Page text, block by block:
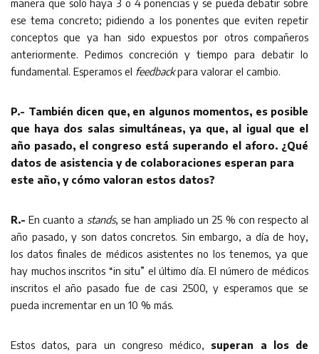
manera que solo haya 3 o 4 ponencias y se pueda debatir sobre
ese tema concreto; pidiendo a los ponentes que eviten repetir
conceptos que ya han sido expuestos por otros compañeros
anteriormente. Pedimos concreción y tiempo para debatir lo
fundamental. Esperamos el feedbackpara valorar el cambio.
P.- También dicen que, en algunos momentos, es posible
que haya dos salas simultáneas, ya que, al igual que el
año pasado, el congreso está superando el aforo. ¿Qué
datos de asistencia y de colaboraciones esperan para
este año, y cómo valoran estos datos?
R.- En cuanto a stands, se han ampliado un 25 % con respecto al
año pasado, y son datos concretos. Sin embargo, a día de hoy,
los datos finales de médicos asistentes no los tenemos, ya que
hay muchos inscritos “in situ” el último día. El número de médicos
inscritos el año pasado fue de casi 2500, y esperamos que se
pueda incrementar en un 10 % más.
Estos datos, para un congreso médico, superan a los de